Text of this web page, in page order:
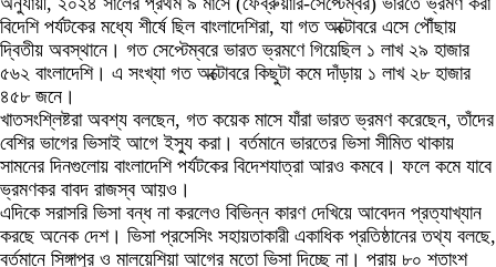
বিদেশি পর্যটকের মধ্যে শীর্ষে ছিল বাংলাদেশিরা, যা গত অক্টোবরে এসে পৌঁছায়
দ্বিতীয় অবস্থানে। গত সেপ্টেম্বরে ভারত ভ্রমণে গিয়েছিল ১ লাখ ২৯ হাজার
৫৬২ বাংলাদেশি। এ সংখ্যা গত অক্টোবরে কিছুটা কমে দাঁড়ায় ১ লাখ ২৮ হাজার
৪৫৮ জনে।
খাতসংশ্লিষ্টরা অবশ্য বলছেন, গত কয়েক মাসে যাঁরা ভারত ভ্রমণ করেছেন, তাঁদের
বেশির ভাগের ভিসাই আগে ইস্যু করা। বর্তমানে ভারতের ভিসা সীমিত থাকায়
সামনের দিনগুলোয় বাংলাদেশি পর্যটকের বিদেশযাত্রা আরও কমবে। ফলে কমে যাবে
ভ্রমণকর বাবদ রাজস্ব আয়ও।
এদিকে সরাসরি ভিসা বন্ধ না করলেও বিভিন্ন কারণ দেখিয়ে আবেদন প্রত্যাখ্যান
করছে অনেক দেশ। ভিসা প্রসেসিং সহায়তাকারী একাধিক প্রতিষ্ঠানের তথ্য বলছে,
বর্তমানে সিঙ্গাপুর ও মালয়েশিয়া আগের মতো ভিসা দিচ্ছে না। প্রায় ৮০ শতাংশ